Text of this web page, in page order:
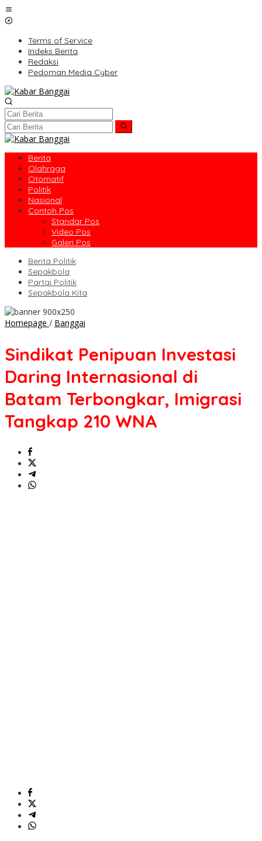
Lewati
ke
Terms of Service
Indeks Berita
Redaksi
Pedoman Media Cyber
Berita
Olahraga
Otomatif
Politik
Nasional
Contoh Pos
Standar Pos
Video Pos
Galeri Pos
Berita Politik
Sepakbola
Partai Politik
Sepakbola Kita
Homepage / Banggai
Daring
Internasional
di
Terbongkar,
Tangkap
Sindikat Penipuan Investasi
Daring Internasional di
Batam Terbongkar, Imigrasi
Tangkap 210 WNA